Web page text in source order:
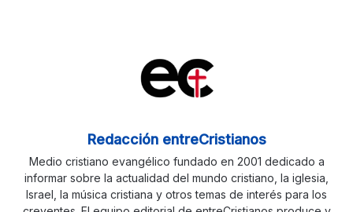
Redacción entreCristianos
Medio cristiano evangélico fundado en 2001 dedicado a
informar sobre la actualidad del mundo cristiano, la iglesia,
Israel, la música cristiana y otros temas de interés para los